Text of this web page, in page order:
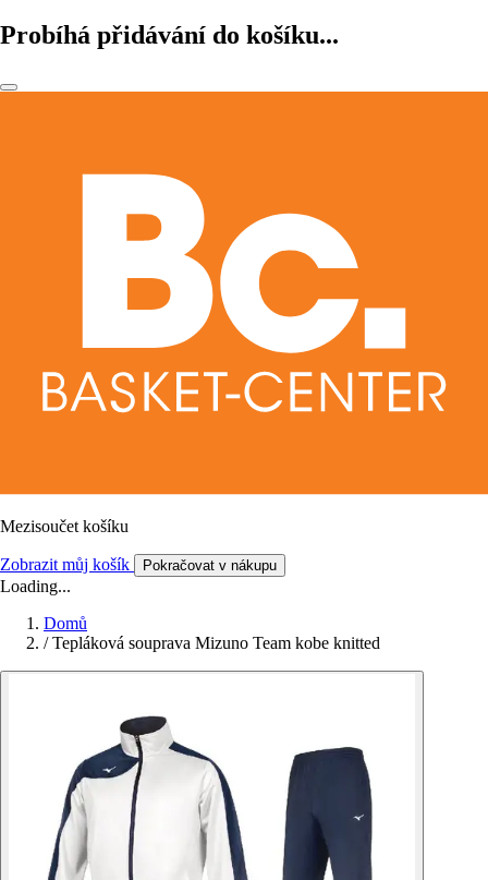
Probíhá přidávání do košíku...
Mezisoučet košíku
Zobrazit můj košík Pokračovat v nákupu
Loading...
Domů
/ Tepláková souprava Mizuno Team kobe knitted